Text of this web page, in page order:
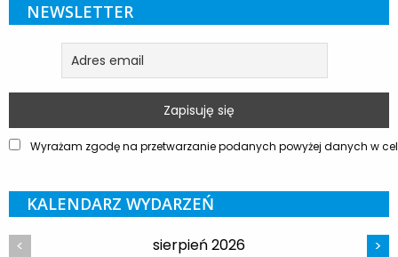
NEWSLETTER
Wyrażam zgodę na przetwarzanie podanych powyżej danych w
KALENDARZ WYDARZEŃ
< sierpień 2026 >